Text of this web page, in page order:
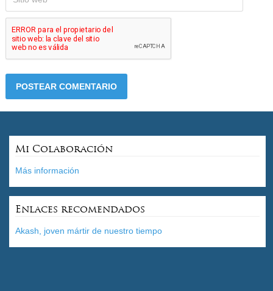
Mi Colaboración
Más información
Enlaces recomendados
Akash, joven mártir de nuestro tiempo